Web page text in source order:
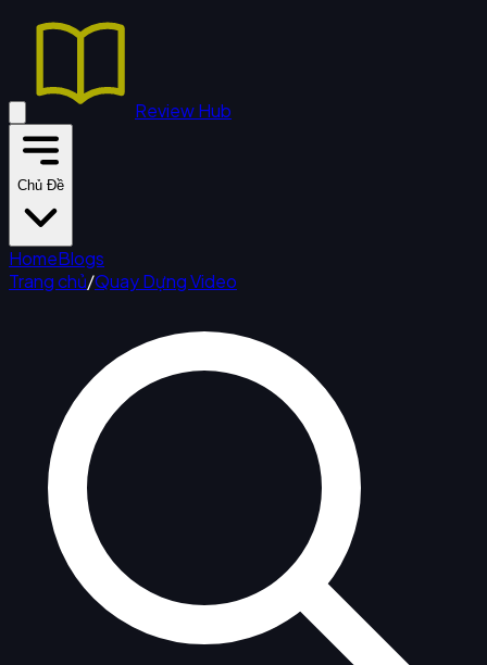
Review Hub
Chủ Đề
HomeBlogs
Trang chủ/Quay Dựng Video